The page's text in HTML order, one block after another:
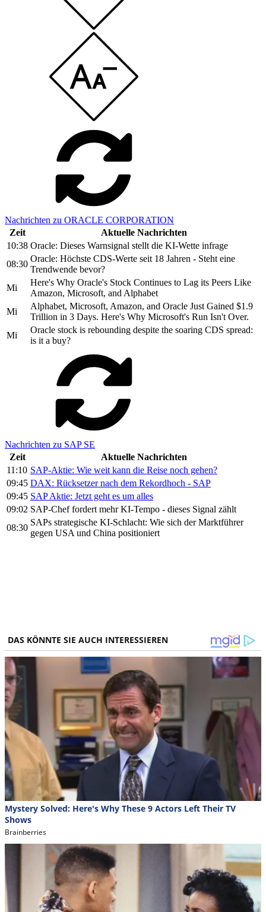
Nachrichten zu ORACLE CORPORATION
Zeit
Aktuelle Nachrichten
10:38 Oracle: Dieses Warnsignal stellt die KI-Wette infrage
08:30
Oracle: Höchste CDS-Werte seit 18 Jahren - Steht eine
Trendwende bevor?
Mi
Here's Why Oracle's Stock Continues to Lag its Peers Like
Amazon, Microsoft, and Alphabet
Mi
Alphabet, Microsoft, Amazon, and Oracle Just Gained $1.9
Trillion in 3 Days. Here's Why Microsoft's Run Isn't Over.
Mi
Oracle stock is rebounding despite the soaring CDS spread:
is it a buy?
Nachrichten zu SAP SE
Zeit
Aktuelle Nachrichten
11:10 SAP-Aktie: Wie weit kann die Reise noch gehen?
09:45 DAX: Rücksetzer nach dem Rekordhoch - SAP
09:45 SAP Aktie: Jetzt geht es um alles
09:02 SAP-Chef fordert mehr KI-Tempo - dieses Signal zählt
08:30
SAPs strategische KI-Schlacht: Wie sich der Marktführer
gegen USA und China positioniert